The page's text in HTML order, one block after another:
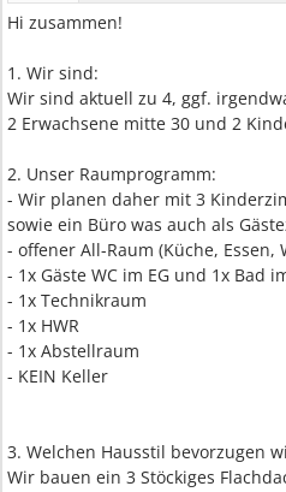
Hi zusammen!
1. Wir sind:
Wir sind aktuell zu 4, ggf.
2 Erwachsene mitte 30 und 2
2. Unser Raumprogramm:
- Wir planen daher mit 3
sowie ein Büro was auch als
- offener All-Raum (Küche, Essen,
- 1x Gäste WC im EG und 1x Bad
- 1x Technikraum
- 1x HWR
- 1x Abstellraum
- KEIN Keller
3. Welchen Hausstil bevorzugen
Wir bauen ein 3 Stöckiges